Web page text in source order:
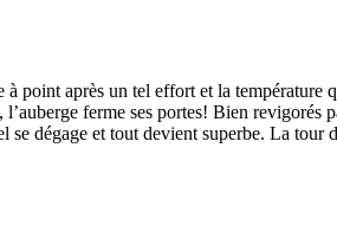
point après un tel effort et la température
ferme ses portes! Bien revigorés
dégage et tout devient superbe. La tour